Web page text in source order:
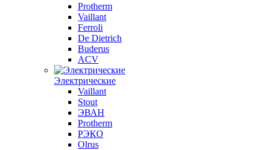
Protherm
Vaillant
Ferroli
De Dietrich
Buderus
ACV
Электрические
Vaillant
Stout
ЭВАН
Protherm
РЭКО
Olrus